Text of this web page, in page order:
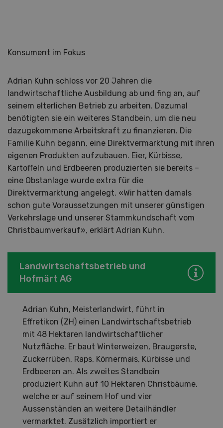
Konsument im Fokus
Adrian Kuhn schloss vor 20 Jahren die
landwirtschaftliche Ausbildung ab und fing an, auf
seinem elterlichen Betrieb zu arbeiten. Dazumal
benötigten sie ein weiteres Standbein, um die neu
dazugekommene Arbeitskraft zu finanzieren. Die
Familie Kuhn begann, eine Direktvermarktung mit ihren
eigenen Produkten aufzubauen. Eier, Kürbisse,
Kartoffeln und Erdbeeren produzierten sie bereits –
eine Obstanlage wurde extra für die
Direktvermarktung angelegt. «Wir hatten damals
schon gute Voraussetzungen mit unserer günstigen
Verkehrslage und unserer Stammkundschaft vom
Christbaumverkauf», erklärt Adrian Kuhn.
Landwirtschaftsbetrieb und
Hofmärt AG
Adrian Kuhn, Meisterlandwirt, führt in
Effretikon (ZH) einen Landwirtschaftsbetrieb
mit 48 Hektaren landwirtschaftlicher
Nutzfläche. Er baut Winterweizen, Braugerste,
Zuckerrüben, Raps, Körnermais, Kürbisse und
Erdbeeren an. Als zweites Standbein
produziert Kuhn auf 10 Hektaren Christbäume,
welche er auf seinem Hof und vier
Aussenständen an weitere Detailhändler
vermarktet. Zusätzlich importiert er